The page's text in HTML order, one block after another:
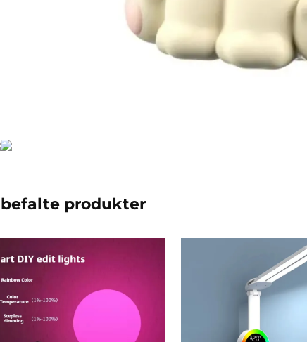
produkter